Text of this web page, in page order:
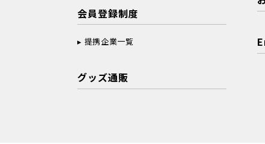
会員登録制度
提携企業一覧
グッズ通販